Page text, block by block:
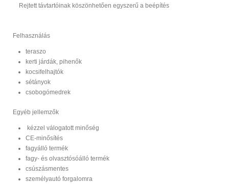
Rejtett távtartóinak köszönhetően egyszerű a beépítés
Felhasználás
teraszo
kerti járdák, pihenők
kocsifelhajtók
sétányok
csobogómedrek
Egyéb jellemzők
kézzel válogatott minőség
CE-minősítés
fagyálló termék
fagy- és olvasztósóálló termék
csúszásmentes
személyautó forgalomra